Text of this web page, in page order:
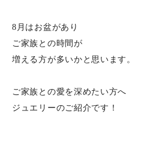
8月はお盆があり
ご家族との時間が
増える方が多いかと思います。
ご家族との愛を深めたい方へ
ジュエリーのご紹介です！